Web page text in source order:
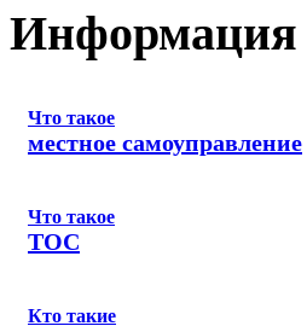
Информация
Что такое
местное самоуправление
Что такое
ТОС
Кто такие